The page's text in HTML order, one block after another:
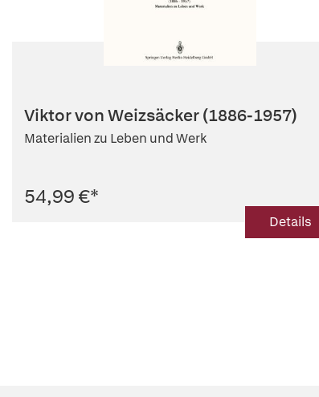
Viktor von Weizsäcker (1886-1957)
Materialien zu Leben und Werk
54,99 €*
Details